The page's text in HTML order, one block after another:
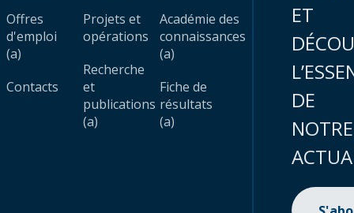
Offres
d'emploi
(a)
Contacts
Projets et
opérations
Recherche
et
publications
(a)
Académie des
connaissances
(a)
Fiche de
résultats
(a)
ET
DE
NOTRE